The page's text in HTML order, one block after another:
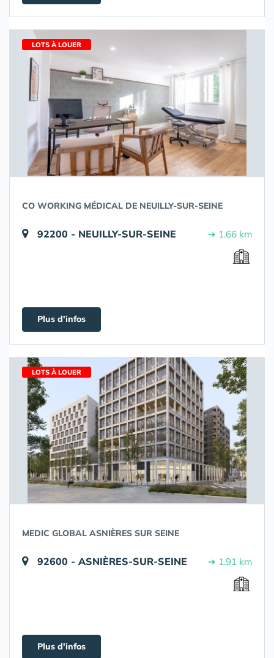
LOTS À LOUER
CO WORKING MÉDICAL DE NEUILLY-SUR-SEINE
92200 - NEUILLY-SUR-SEINE ➔ 1.66 km
Plus d'infos
LOTS À LOUER
MEDIC GLOBAL ASNIÈRES SUR SEINE
92600 - ASNIÈRES-SUR-SEINE ➔ 1.91 km
Plus d'infos